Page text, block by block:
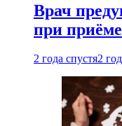
Врач
при
2 года спустя2